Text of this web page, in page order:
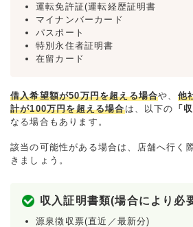
運転免許証(運転経歴証明書
マイナンバーカード
パスポート
特別永住者証明書
在留カード
借入希望額が50万円を超える場合や、 他
計が100万円を超える場合は、以下の 「
なる場合もあります。
該当の可能性がある場合は、店舗へ行く
きましょう。
収入証明書類(場合により必
源泉徴収票(直近／最新分)